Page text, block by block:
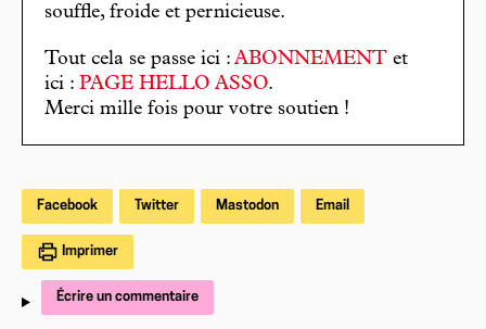
souffle, froide et pernicieuse.
Tout cela se passe ici : ABONNEMENT et
ici : PAGE HELLO ASSO.
Merci mille fois pour votre soutien !
Facebook Twitter Mastodon Email
Imprimer
Écrire un commentaire